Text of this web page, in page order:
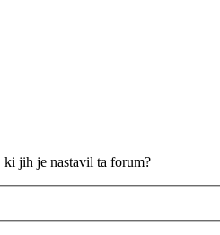
jih je nastavil ta forum?